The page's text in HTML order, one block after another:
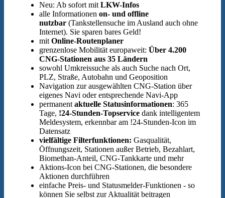
Neu: Ab sofort mit LKW-Infos
alle Informationen on- und offline
nutzbar (Tankstellensuche im Ausland auch ohne
Internet). Sie sparen bares Geld!
mit Online-Routenplaner
grenzenlose Mobilität europaweit: Über 4.200
CNG-Stationen aus 35 Ländern
sowohl Umkreissuche als auch Suche nach Ort,
PLZ, Straße, Autobahn und Geoposition
Navigation zur ausgewählten CNG-Station über
eigenes Navi oder entsprechende Navi-App
permanent aktuelle Statusinformationen: 365
Tage, !24-Stunden-Topservice dank intelligentem
Meldesystem, erkennbar am !24-Stunden-Icon im
Datensatz
vielfältige Filterfunktionen: Gasqualität,
Öffnungszeit, Stationen außer Betrieb, Bezahlart,
Biomethan-Anteil, CNG-Tankkarte und mehr
Aktions-Icon bei CNG-Stationen, die besondere
Aktionen durchführen
einfache Preis- und Statusmelder-Funktionen - so
können Sie selbst zur Aktualität beitragen